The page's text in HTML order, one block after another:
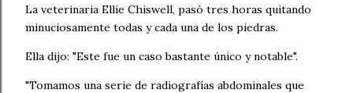
La veterinaria Ellie Chiswell, pasó tres horas quitando
minuciosamente todas y cada una de los piedras.
Ella dijo: "Este fue un caso bastante único y notable".
"Tomamos una serie de radiografías abdominales que